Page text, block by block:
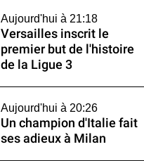
Aujourd'hui à 21:18
Versailles inscrit le
premier but de l'histoire
de la Ligue 3
Aujourd'hui à 20:26
Un champion d'Italie fait
ses adieux à Milan